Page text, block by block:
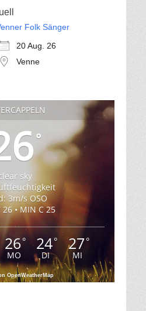
Folk Sänger
20 Aug. 26
Venne
°
sky
3m/s OSO
26 • MIN C 25
26°
MO
24°
DI
27°
MI
OpenWeatherMap